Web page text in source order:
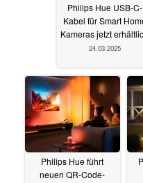
Philips Hue USB-C-
Kabel für Smart
Kameras jetzt
24.03.2025
Philips Hue führt
neuen QR-Code-